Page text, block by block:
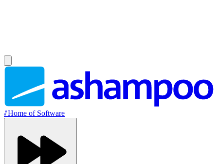
//Home of Software